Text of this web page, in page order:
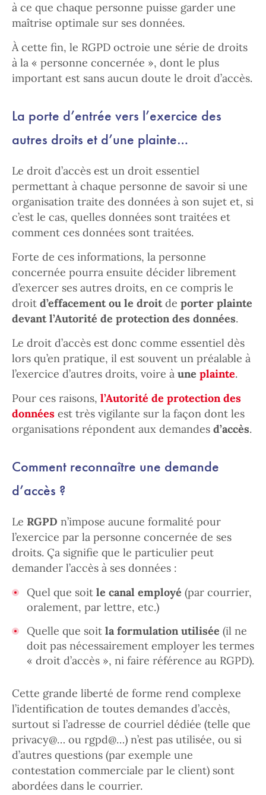
à ce que chaque personne puisse garder une
maîtrise optimale sur ses données.
À cette fin, le RGPD octroie une série de droits
à la « personne concernée », dont le plus
important est sans aucun doute le droit d’accès.
La porte d’entrée vers l’exercice des
autres droits et d’une plainte…
Le droit d’accès est un droit essentiel
permettant à chaque personne de savoir si une
organisation traite des données à son sujet et, si
c’est le cas, quelles données sont traitées et
comment ces données sont traitées.
Forte de ces informations, la personne
concernée pourra ensuite décider librement
d’exercer ses autres droits, en ce compris le
droit d’effacement ou le droitde porter plainte
devant l’Autorité de protection des données.
Le droit d’accès est donc comme essentiel dès
lors qu’en pratique, il est souvent un préalable à
l’exercice d’autres droits, voire à une plainte.
Pour ces raisons, l’Autorité de protection des
données est très vigilante sur la façon dont les
organisations répondent aux demandes d’accès.
Comment reconnaître une demande
d’accès ?
Le RGPD n’impose aucune formalité pour
l’exercice par la personne concernée de ses
droits. Ça signifie que le particulier peut
demander l’accès à ses données :
Quel que soit le canal employé (par courrier,
oralement, par lettre, etc.)
Quelle que soit la formulation utilisée (il ne
doit pas nécessairement employer les termes
« droit d’accès », ni faire référence au RGPD).
Cette grande liberté de forme rend complexe
l’identification de toutes demandes d’accès,
surtout si l’adresse de courriel dédiée (telle que
privacy@… ou rgpd@…) n’est pas utilisée, ou si
d’autres questions (par exemple une
contestation commerciale par le client) sont
abordées dans le courrier.